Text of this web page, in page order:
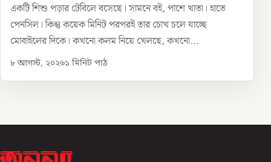
একটি শিশু পড়ার টেবিলে বসেছে। সামনে বই, পাশে খাতা। হাতে
পেনসিল। কিন্তু কয়েক মিনিট পরপরই তার চোখ চলে যাচ্ছে
মোবাইলের দিকে। কখনো কলম নিয়ে খেলছে, কখনো...
৮ আগস্ট, ২০২৬১ মিনিট পাঠ